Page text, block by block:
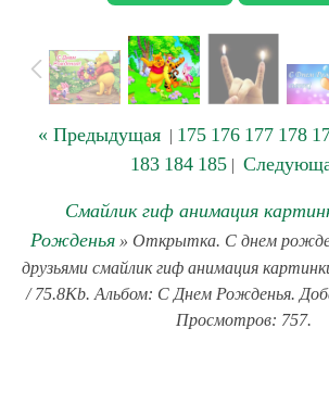
« Предыдущая| 175 176 177 178
183 184 185 |
Смайлик гиф анимация
Рожденья » Открытка. С днем
друзьями смайлик гиф анимация
/ 75.8Kb. Альбом: С Днем Рожденья.
Просмотров: 757.